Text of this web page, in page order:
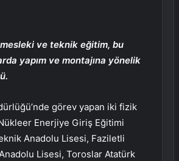
ve teknik eğitim, bu
yapım ve montajına yönelik
görev yapan iki fizik
Enerjiye Giriş Eğitimi
Anadolu Lisesi, Faziletli
Lisesi, Toroslar Atatürk